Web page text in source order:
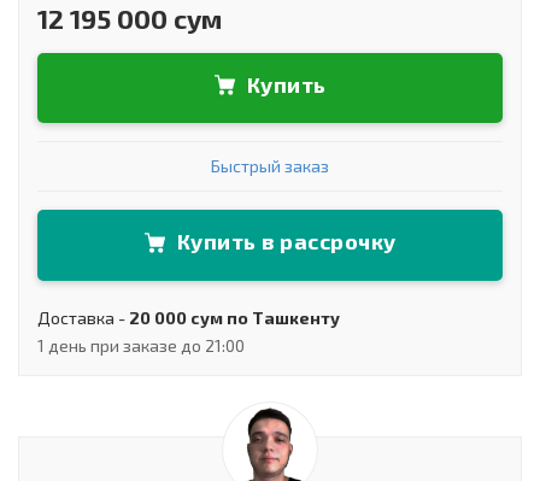
12 195 000 сум
Купить
Быстрый заказ
Купить в рассрочку
Доставка - 20 000 сум по Ташкенту
1 день при заказе до 21:00